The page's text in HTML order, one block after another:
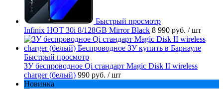
Быстрый просмотр
Infinix HOT 30i 8/128GB Mirror Black 8 990 руб. / шт
Быстрый просмотр
ЗУ беспроводное Qi стандарт Magic Disk II wireless
charger (белый) 990 руб. / шт
Новинка